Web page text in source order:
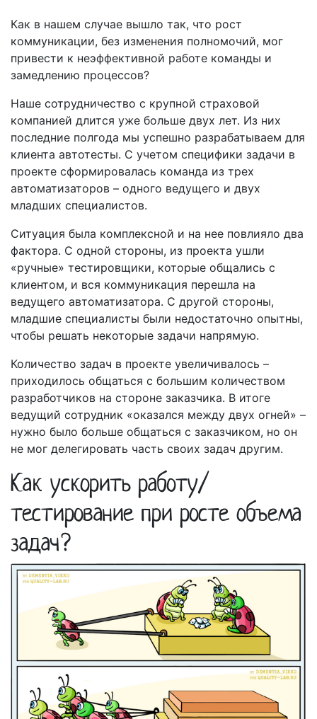
Как в нашем случае вышло так, что рост
коммуникации, без изменения полномочий, мог
привести к неэффективной работе команды и
замедлению процессов?
Наше сотрудничество с крупной страховой
компанией длится уже больше двух лет. Из них
последние полгода мы успешно разрабатываем для
клиента автотесты. С учетом специфики задачи в
проекте сформировалась команда из трех
автоматизаторов – одного ведущего и двух
младших специалистов.
Ситуация была комплексной и на нее повлияло два
фактора. С одной стороны, из проекта ушли
«ручные» тестировщики, которые общались с
клиентом, и вся коммуникация перешла на
ведущего автоматизатора. С другой стороны,
младшие специалисты были недостаточно опытны,
чтобы решать некоторые задачи напрямую.
Количество задач в проекте увеличивалось –
приходилось общаться с большим количеством
разработчиков на стороне заказчика. В итоге
ведущий сотрудник «оказался между двух огней» –
нужно было больше общаться с заказчиком, но он
не мог делегировать часть своих задач другим.
Как ускорить работу/
тестирование при росте объема
задач?